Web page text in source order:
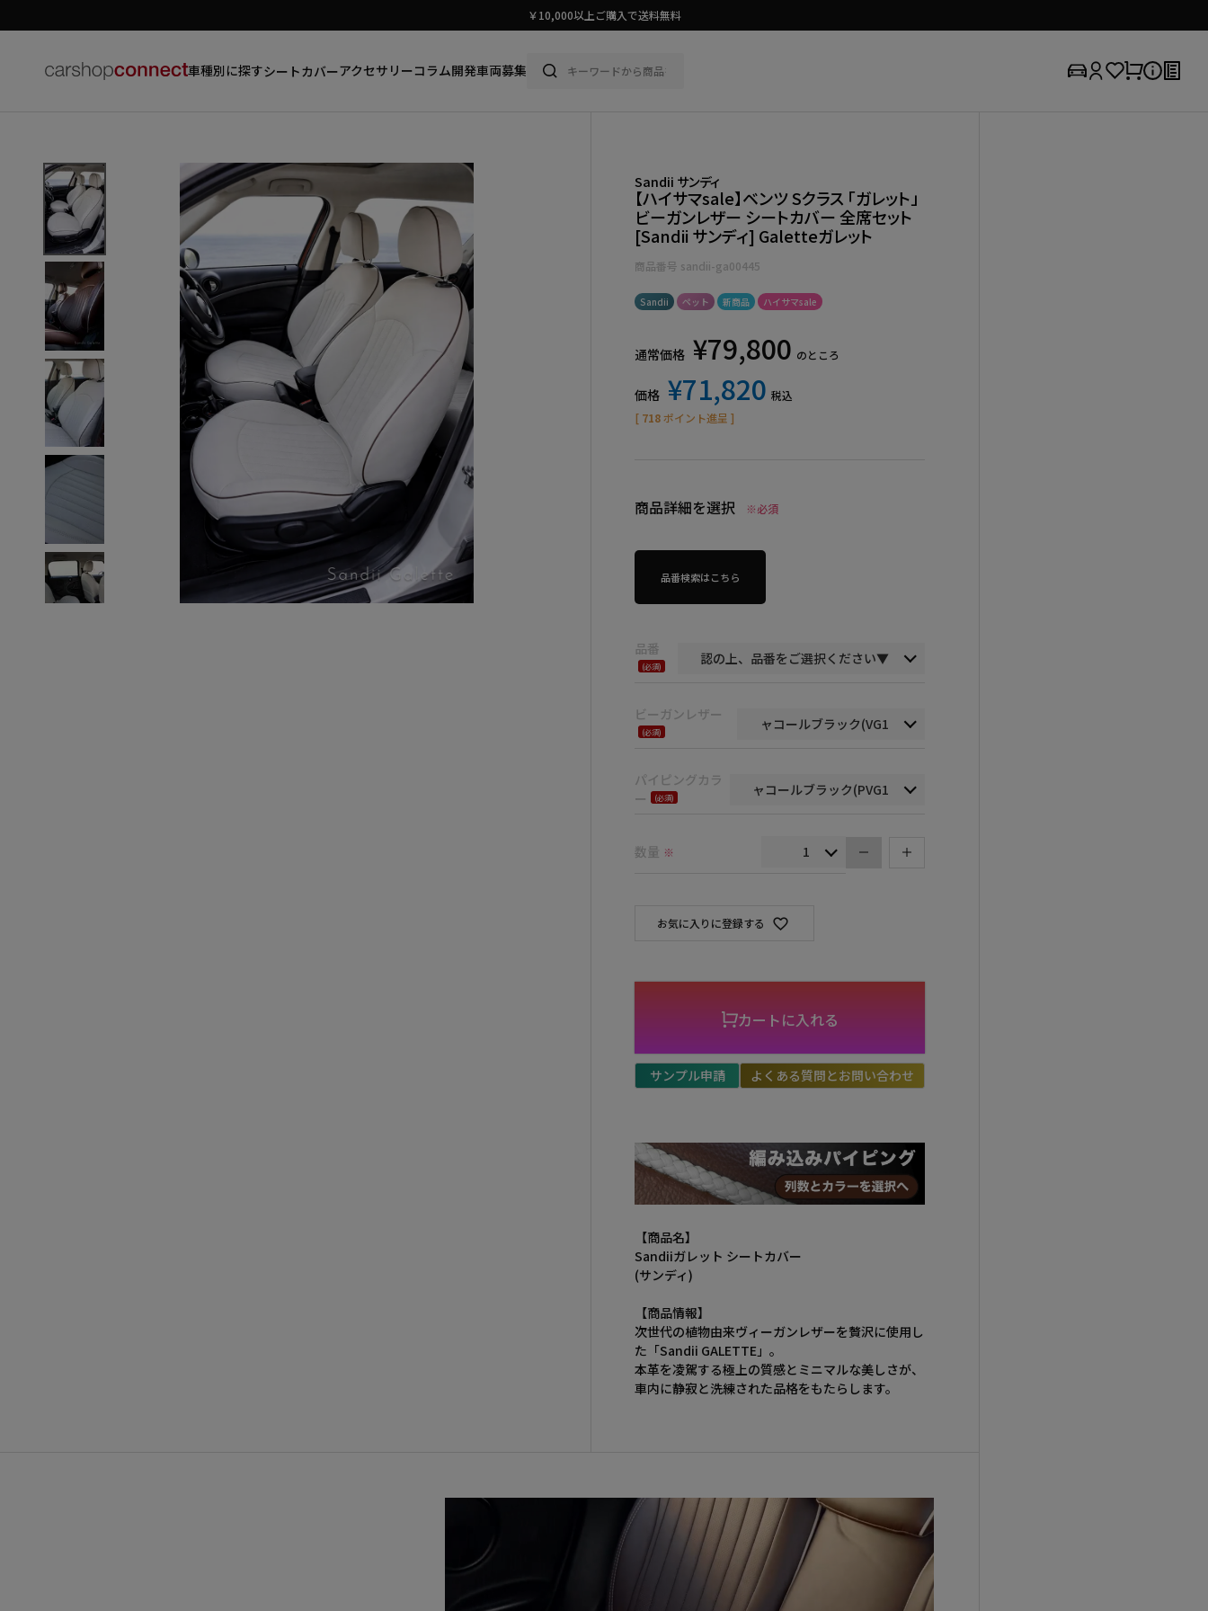
スタイリッシュに車に乗ろう。
車種別に探すシートカバーアクセサリーコラム開発車両募集
Sandii サンディ
【ハイサマsale】ベンツ Sクラス 「ガレット」
ビーガンレザー シートカバー 全席セット
[Sandii サンディ] Galetteガレット
商品番号 sandii-ga00445
Sandii ペット 新商品 ハイサマsale
通常価格 ¥79,800 のところ
価格 ¥71,820 税込
[ 718ポイント進呈 ]
商品詳細を選択 ※必須
品番検索はこちら
品番
ビーガンレザー
パイピングカラ
ー
お気に入りに登録する
数量 ※
カートに入れる
サンプル申請 よくある質問とお問い合わせ
【商品名】
Sandiiガレット シートカバー
(サンディ)
【商品情報】
次世代の植物由来ヴィーガンレザーを贅沢に使用し
た「Sandii GALETTE」。
本革を凌駕する極上の質感とミニマルな美しさが、
車内に静寂と洗練された品格をもたらします。